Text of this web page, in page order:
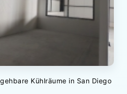
Kühlräume in San Diego